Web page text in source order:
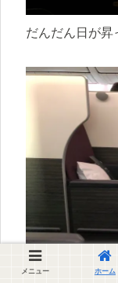
だんだん日が昇
メニュー ホーム